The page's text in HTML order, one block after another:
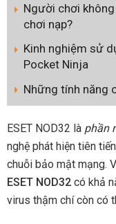
Người chơi
chơi nạp?
Kinh nghiệm sử
Pocket Ninja
Những tính năng
ESET NOD32 là phần
nghệ phát hiện tiên
chuỗi bảo mật mạng.
ESET NOD32 có khả
virus thậm chí còn có